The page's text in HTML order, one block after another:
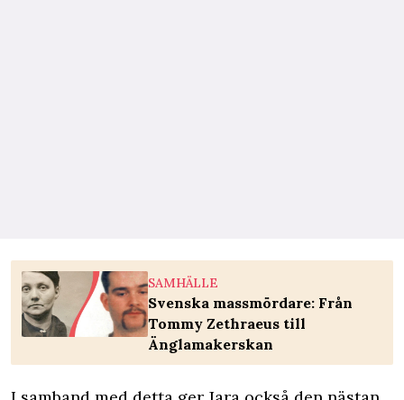
SAMHÄLLE
Svenska massmördare: Från
Tommy Zethraeus till
Änglamakerskan